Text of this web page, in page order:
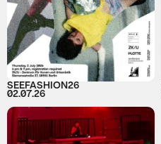
SEEFASHION26
02.07.26